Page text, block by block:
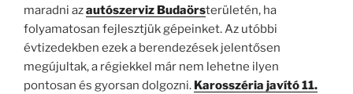
maradni azautószerviz Budaörsterületén, ha
folyamatosan fejlesztjük gépeinket. Az utóbbi
évtizedekben ezek a berendezések jelentősen
megújultak, a régiekkel már nem lehetne ilyen
pontosan és gyorsan dolgozni. Karosszéria javító 11.